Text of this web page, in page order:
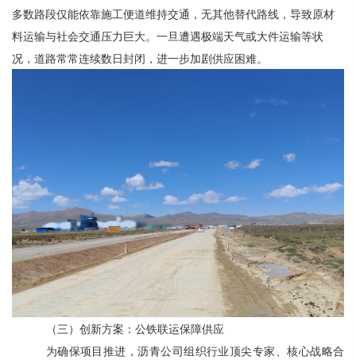
多数路段仅能依靠施工便道维持交通，无其他替代路线，导致原材
料运输与社会交通压力巨大。一旦遭遇极端天气或大件运输等状
况，道路常常连续数日封闭，进一步加剧供应困难。
（三）创新方案：公铁联运保障供应
为确保项目推进，沥青公司组织行业顶尖专家、核心战略合